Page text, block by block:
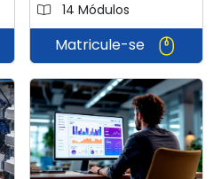
14 Módulos
Matricule-se